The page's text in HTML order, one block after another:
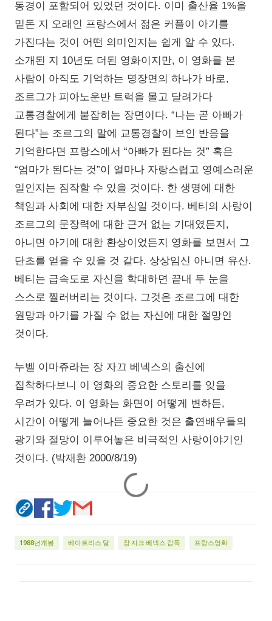
동경이 포함되어 있었던 것이다. 이미 출산율 1%을
밑돈 지 오래인 프랑스에서 젊은 커플이 아기를
가진다는 것이 어떤 의미인지는 쉽게 알 수 있다.
소개된 지 10년도 더된 영화이지만, 이 영화를 본
사람이 아직도 기억하는 명장면의 하나가 바로,
조르그가 피아노운반 트럭을 몰고 달려가다
교통경찰에게 붙잡히는 장면이다. “나는 곧 아빠가
된다”는 조르그의 말에 교통경찰이 보인 반응을
기억한다면 프랑스에서 “아빠가 된다는 것” 혹은
“엄마가 된다는 것”이 얼마나 자랑스럽고 영예스러운
일인지는 짐작할 수 있을 것이다. 한 생명에 대한
책임과 사회에 대한 자부심일 것이다. 베티의 사랑이
조르그의 문장력에 대한 근거 없는 기대였든지,
아니면 아기에 대한 환상이었든지 영화를 보면서 그
단초를 얻을 수 있을 것 같다. 상상임신 아니면 유산.
베티는 급속도로 자신을 학대하면 끝내 두 눈을
스스로 찔러버리는 것이다. 그것은 조르그에 대한
원망과 아기를 가질 수 없는 자신에 대한 절망인
것이다.
누벨 이마쥬라는 장 자끄 베넥스의 출신에
집착하다보니 이 영화의 중요한 스토리를 잊을
우려가 있다. 이 영화는 화면이 어떻게 변하든,
시간이 어떻게 늘어나든 중요한 것은 출연배우들의
광기와 절망이 이루어놓은 비극적인 사랑이야기인
것이다. (박재환 2000/8/19)
1988년개봉 베아트리스 달 장 자크 베넥스 감독 프랑스영화